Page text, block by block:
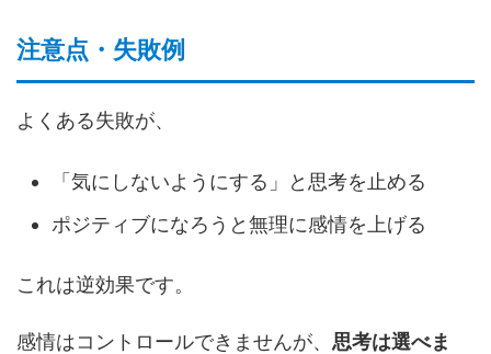
注意点・失敗例
よくある失敗が、
「気にしないようにする」と思考を止める
ポジティブになろうと無理に感情を上げる
これは逆効果です。
感情はコントロールできませんが、 思考は選べま